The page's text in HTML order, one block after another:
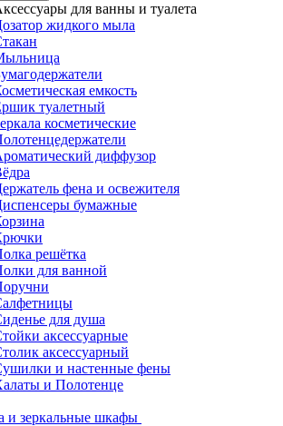
для ванны и туалета
жидкого мыла
емкость
туалетный
косметические
диффузор
фена и освежителя
бумажные
решётка
для ванной
для душа
аксессуарные
аксессуарный
и настенные фены
и Полотенце
и зеркальные шкафы